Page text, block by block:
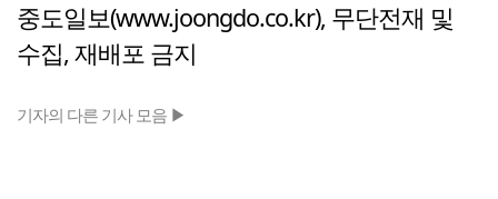
중도일보(www.joongdo.co.kr), 무단전재 및
수집, 재배포 금지
기자의 다른 기사 모음 ▶